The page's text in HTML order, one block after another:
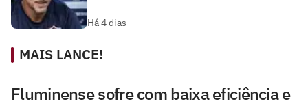
Há 4 dias
MAIS LANCE!
Fluminense sofre com baixa eficiência e